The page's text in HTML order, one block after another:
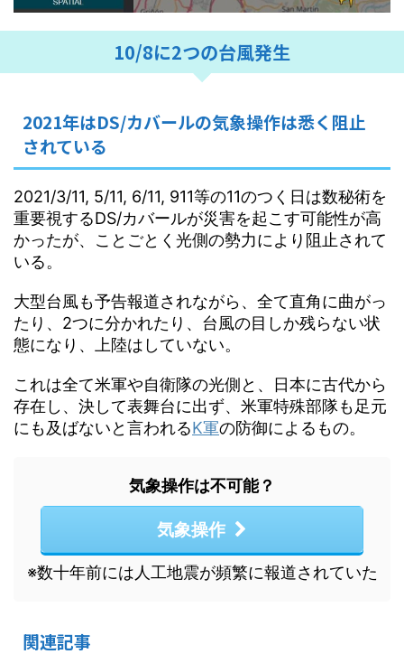
10/8に2つの台風発生
2021年はDS/カバールの気象操作は悉く阻止
されている
2021/3/11, 5/11, 6/11, 911等の11のつく日は数秘術を
重要視するDS/カバールが災害を起こす可能性が高
かったが、ことごとく光側の勢力により阻止されて
いる。
大型台風も予告報道されながら、全て直角に曲がっ
たり、2つに分かれたり、台風の目しか残らない状
態になり、上陸はしていない。
これは全て米軍や自衛隊の光側と、日本に古代から
存在し、決して表舞台に出ず、米軍特殊部隊も足元
にも及ばないと言われるK軍の防御によるもの。
気象操作は不可能？
気象操作
※数十年前には人工地震が頻繁に報道されていた
関連記事